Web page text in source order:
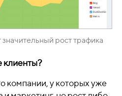
рост трафика
компании, у которых уже